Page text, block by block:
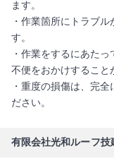
ます。
・作業箇所にトラブ
す。
・作業をするにあた
不便をおかけすること
・重度の損傷は、完
ださい。
有限会社光和ルーフ技